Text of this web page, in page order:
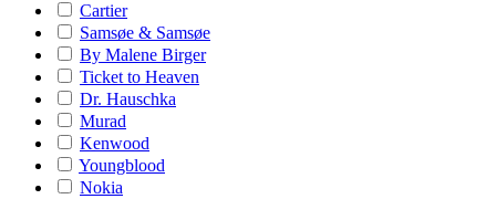
Cartier
Samsøe & Samsøe
By Malene Birger
Ticket to Heaven
Dr. Hauschka
Murad
Kenwood
Youngblood
Nokia